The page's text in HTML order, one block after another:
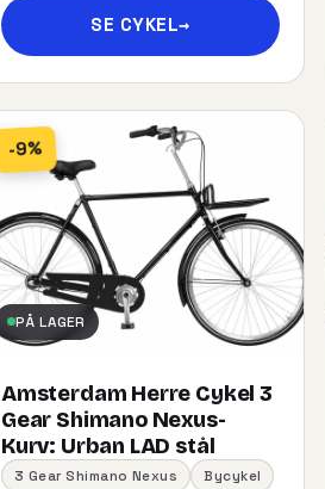
SE CYKEL→
-9%
PÅ LAGER
Amsterdam Herre Cykel 3
Gear Shimano Nexus-
Kurv:​ ​Urban​ ​LAD​ ​stål
3 Gear Shimano Nexus Bycykel